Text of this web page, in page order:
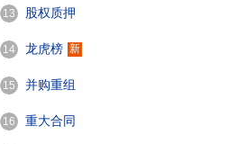
13 股权质押
14 龙虎榜 新
15 并购重组
16 重大合同